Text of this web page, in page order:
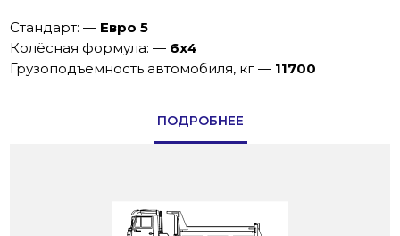
Стандарт: — Евро 5
Колёсная формула: — 6х4
Грузоподъемность автомобиля, кг — 11700
ПОДРОБНЕЕ